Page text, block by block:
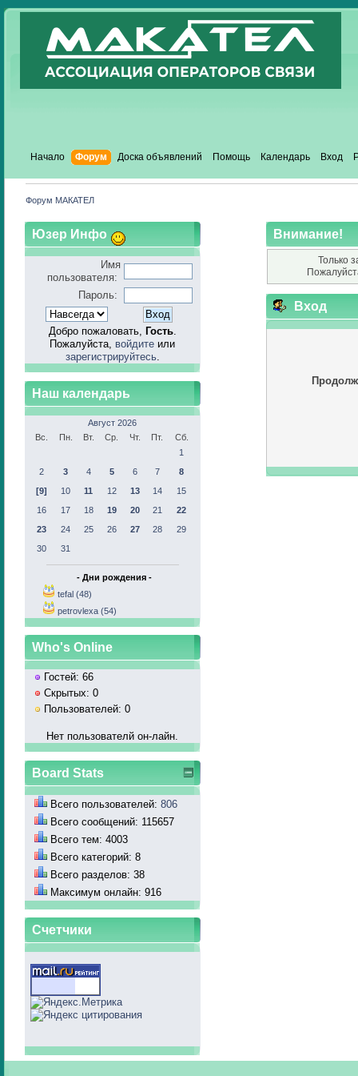
Начало Форум Доска объявлений Помощь Календарь Вход
Форум МАКАТЕЛ
Юзер Инфо
Имя
пользователя:
Пароль:
Добро пожаловать, Гость.
Пожалуйста, войдите или
зарегистрируйтесь.
Наш календарь
Август 2026
Вс.
Пн. Вт. Ср. Чт. Пт.
Сб.
1
2
3 4 5 6 7
8
[9]
10 11 12 13 14
15
16
17 18 19 20 21
22
23
24 25 26 27 28
29
30
31
- Дни рождения -
tefal (48)
petrovlexa (54)
Who's Online
Гостей: 66
Скрытых: 0
Пользователей: 0
Нет пользователй он-лайн.
Board Stats
Всего пользователей: 806
Всего сообщений: 115657
Всего тем: 4003
Всего категорий: 8
Всего разделов: 38
Максимум онлайн: 916
Счетчики
Внимание!
Только
Вход